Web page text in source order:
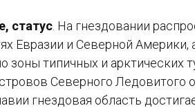
статус . На гнездовании
Евразии и Северной Америки,
зоны типичных и арктических
Северного Ледовитого
гнездовая область